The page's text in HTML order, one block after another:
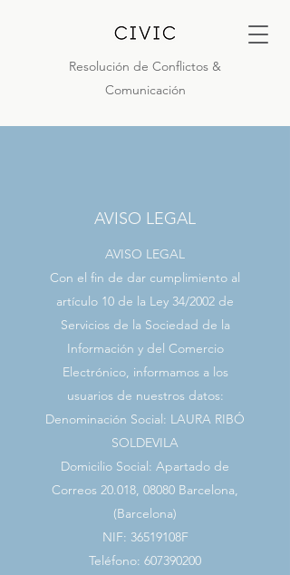
Resolución de Conflictos &
Comunicación
AVISO LEGAL
AVISO LEGAL
Con el fin de dar cumplimiento al
artículo 10 de la Ley 34/2002 de
Servicios de la Sociedad de la
Información y del Comercio
Electrónico, informamos a los
usuarios de nuestros datos:
Denominación Social: LAURA RIBÓ
SOLDEVILA
Domicilio Social: Apartado de
Correos 20.018, 08080 Barcelona,
(Barcelona)
NIF: 36519108F
Teléfono: 607390200